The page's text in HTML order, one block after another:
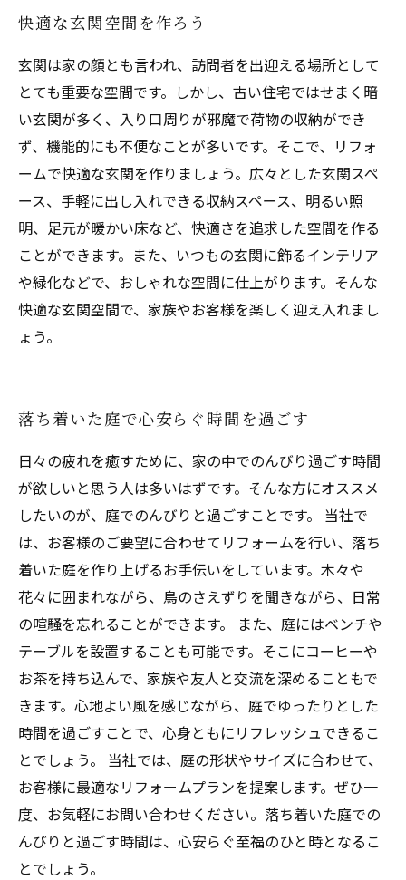
快適な玄関空間を作ろう
玄関は家の顔とも言われ、訪問者を出迎える場所として
とても重要な空間です。しかし、古い住宅ではせまく暗
い玄関が多く、入り口周りが邪魔で荷物の収納ができ
ず、機能的にも不便なことが多いです。そこで、リフォ
ームで快適な玄関を作りましょう。広々とした玄関スペ
ース、手軽に出し入れできる収納スペース、明るい照
明、足元が暖かい床など、快適さを追求した空間を作る
ことができます。また、いつもの玄関に飾るインテリア
や緑化などで、おしゃれな空間に仕上がります。そんな
快適な玄関空間で、家族やお客様を楽しく迎え入れまし
ょう。
落ち着いた庭で心安らぐ時間を過ごす
日々の疲れを癒すために、家の中でのんびり過ごす時間
が欲しいと思う人は多いはずです。そんな方にオススメ
したいのが、庭でのんびりと過ごすことです。 当社で
は、お客様のご要望に合わせてリフォームを行い、落ち
着いた庭を作り上げるお手伝いをしています。木々や
花々に囲まれながら、鳥のさえずりを聞きながら、日常
の喧騒を忘れることができます。 また、庭にはベンチや
テーブルを設置することも可能です。そこにコーヒーや
お茶を持ち込んで、家族や友人と交流を深めることもで
きます。心地よい風を感じながら、庭でゆったりとした
時間を過ごすことで、心身ともにリフレッシュできるこ
とでしょう。 当社では、庭の形状やサイズに合わせて、
お客様に最適なリフォームプランを提案します。ぜひ一
度、お気軽にお問い合わせください。落ち着いた庭での
んびりと過ごす時間は、心安らぐ至福のひと時となるこ
とでしょう。